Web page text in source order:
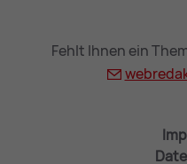
Fehlt Ihnen ein